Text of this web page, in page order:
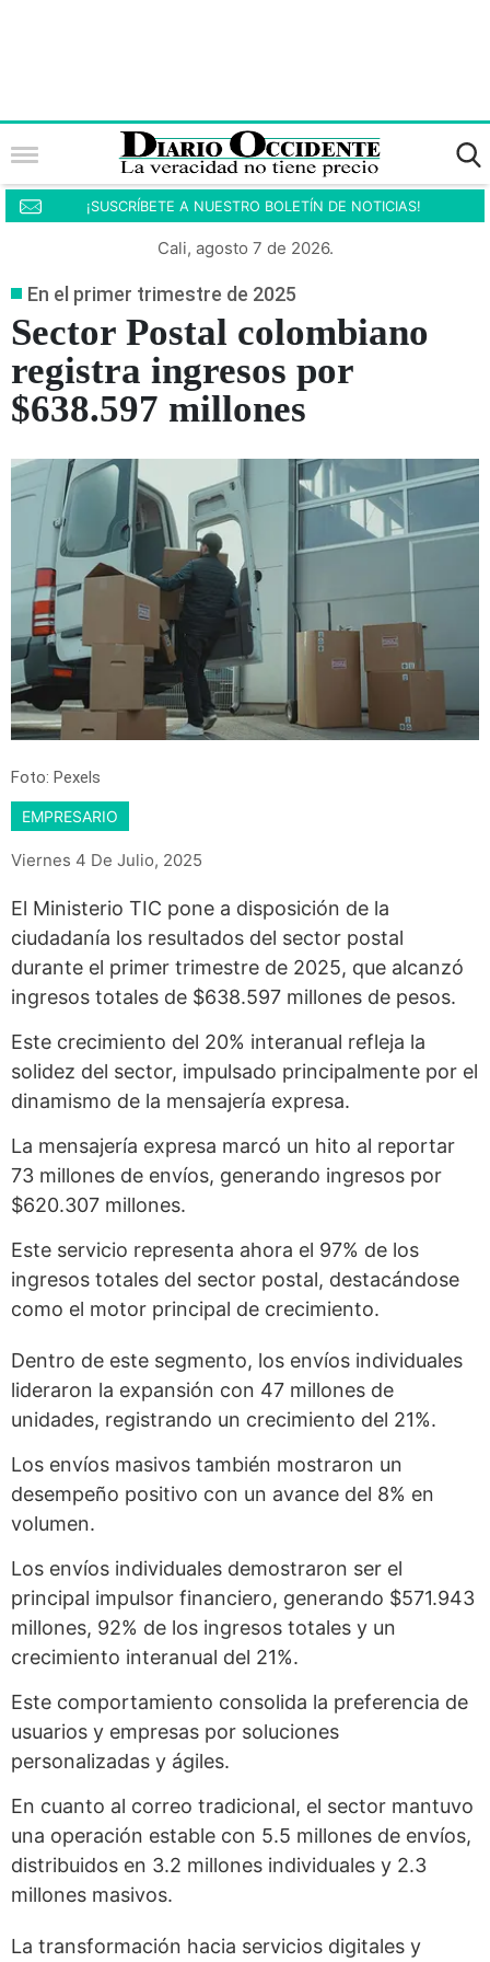
¡SUSCRÍBETE A NUESTRO BOLETÍN DE NOTICIAS!
Cali, agosto 7 de 2026.
En el primer trimestre de 2025
Sector Postal colombiano
registra ingresos por
$638.597 millones
Foto: Pexels
EMPRESARIO
Viernes 4 De Julio, 2025
El Ministerio TIC pone a disposición de la
ciudadanía los resultados del sector postal
durante el primer trimestre de 2025, que alcanzó
ingresos totales de $638.597 millones de pesos.
Este crecimiento del 20% interanual refleja la
solidez del sector, impulsado principalmente por el
dinamismo de la mensajería expresa.
La mensajería expresa marcó un hito al reportar
73 millones de envíos, generando ingresos por
$620.307 millones.
Este servicio representa ahora el 97% de los
ingresos totales del sector postal, destacándose
como el motor principal de crecimiento.
Dentro de este segmento, los envíos individuales
lideraron la expansión con 47 millones de
unidades, registrando un crecimiento del 21%.
Los envíos masivos también mostraron un
desempeño positivo con un avance del 8% en
volumen.
Los envíos individuales demostraron ser el
principal impulsor financiero, generando $571.943
millones, 92% de los ingresos totales y un
crecimiento interanual del 21%.
Este comportamiento consolida la preferencia de
usuarios y empresas por soluciones
personalizadas y ágiles.
En cuanto al correo tradicional, el sector mantuvo
una operación estable con 5.5 millones de envíos,
distribuidos en 3.2 millones individuales y 2.3
millones masivos.
La transformación hacia servicios digitales y